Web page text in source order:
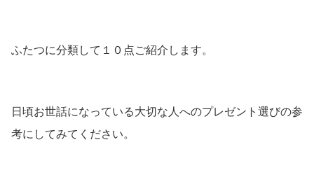
ふたつに分類して１０点ご紹介します。
日頃お世話になっている大切な人へのプレゼント選びの参
考にしてみてください。